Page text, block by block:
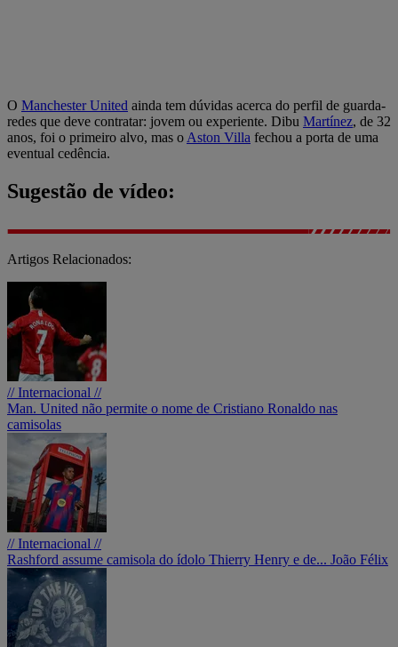
O Manchester United ainda tem dúvidas acerca do perfil de guarda-
redes que deve contratar: jovem ou experiente. Dibu Martínez, de 32
anos, foi o primeiro alvo, mas o Aston Villa fechou a porta de uma
eventual cedência.
Sugestão de vídeo:
Artigos Relacionados:
// Internacional //
Man. United não permite o nome de Cristiano Ronaldo nas
camisolas
// Internacional //
Rashford assume camisola do ídolo Thierry Henry e de... João Félix